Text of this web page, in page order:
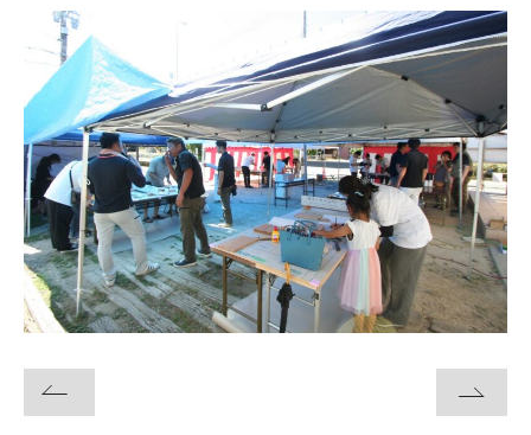
リノベーション
ペレットストーブ
よくある質問
会社情報
イベント 採用情報